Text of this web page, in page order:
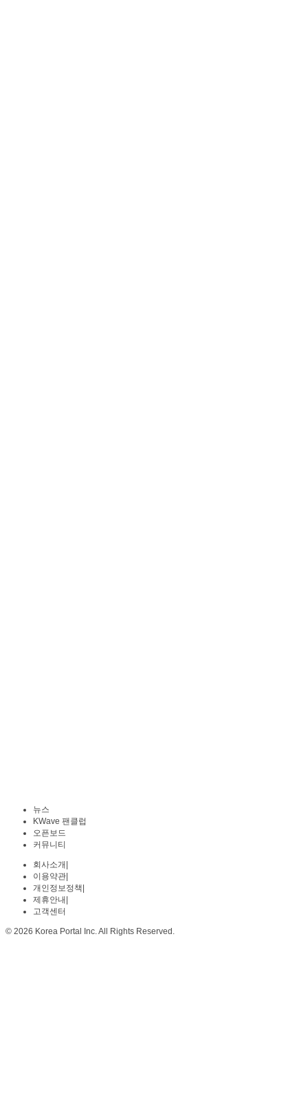
뉴스
KWave 팬클럽
오픈보드
커뮤니티
회사소개
이용약관
개인정보정책
제휴안내
고객센터
© 2026 Korea Portal Inc. All Rights Reserved.